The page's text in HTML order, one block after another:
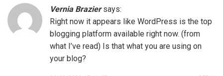
Vernia Brazier says:
Right now it appears like WordPress is the top
blogging platform available right now. (from
what I’ve read) Is that what you are using on
your blog?